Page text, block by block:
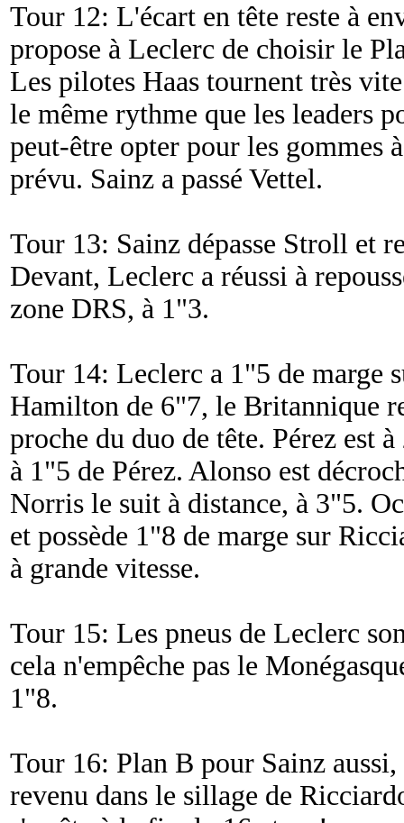
Tour 12: L'écart en tête reste à
propose à Leclerc de choisir le
Les pilotes Haas tournent très
le même rythme que les leaders
peut-être opter pour les gommes
prévu. Sainz a passé Vettel.
Tour 13: Sainz dépasse Stroll et
Devant, Leclerc a réussi à
zone DRS, à 1"3.
Tour 14: Leclerc a 1"5 de marge
Hamilton de 6"7, le Britannique
proche du duo de tête. Pérez est
à 1"5 de Pérez. Alonso est
Norris le suit à distance, à 3"5.
et possède 1"8 de marge sur
à grande vitesse.
Tour 15: Les pneus de Leclerc
cela n'empêche pas le
1"8.
Tour 16: Plan B pour Sainz
revenu dans le sillage de